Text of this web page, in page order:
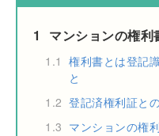
1 マンションの権利
1.1 権利書とは登記
と
1.2 登記済権利証と
1.3 マンションの権